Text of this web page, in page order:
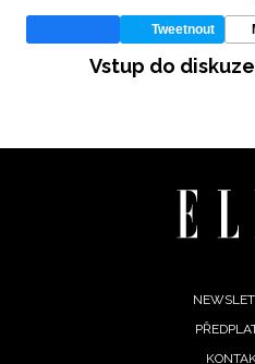
Tweetnout
Vstup do